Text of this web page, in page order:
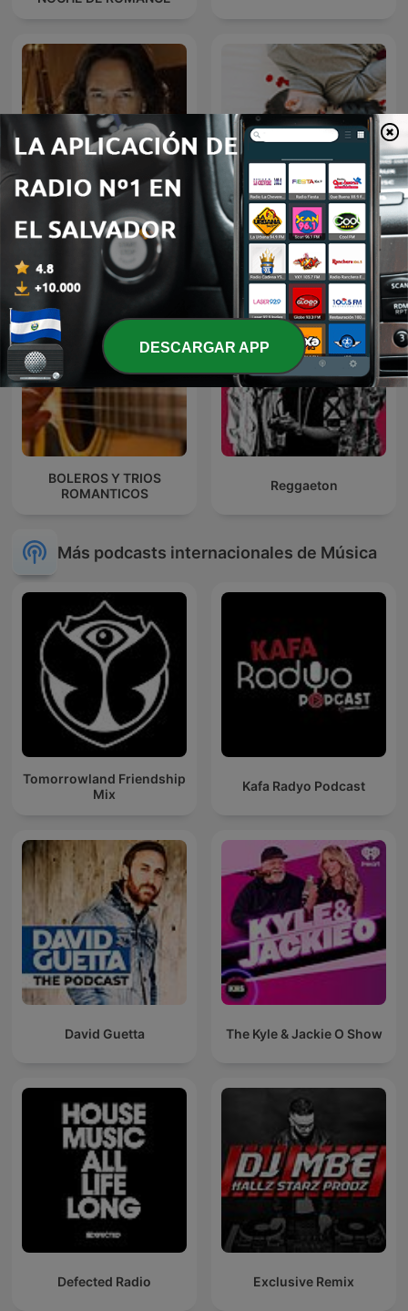
MARCO ANTONIO SOLIS
EN NOCHE DE ROMANCE
Baladas Pop
BOLEROS Y TRIOS
ROMANTICOS
Reggaeton
Más podcasts internacionales de Música
Tomorrowland Friendship
Mix
Kafa Radyo Podcast
David Guetta The Kyle & Jackie O Show
Defected Radio Exclusive Remix
DESCARGAR APP